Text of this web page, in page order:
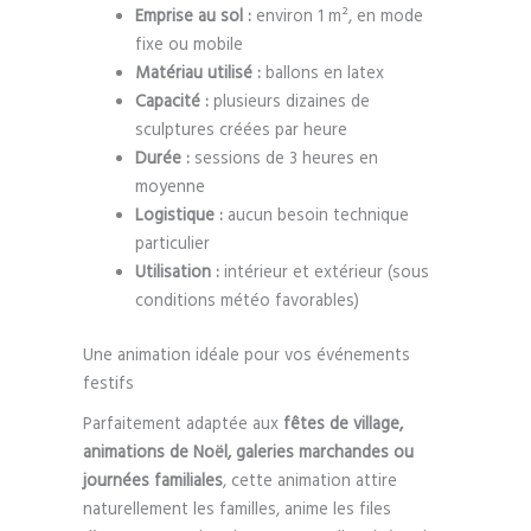
Emprise au sol :environ 1 m², en mode
fixe ou mobile
Matériau utilisé :ballons en latex
Capacité :plusieurs dizaines de
sculptures créées par heure
Durée :sessions de 3 heures en
moyenne
Logistique :aucun besoin technique
particulier
Utilisation :intérieur et extérieur (sous
conditions météo favorables)
Une animation idéale pour vos événements
festifs
Parfaitement adaptée aux fêtes de village,
animations de Noël, galeries marchandes ou
journées familiales, cette animation attire
naturellement les familles, anime les files